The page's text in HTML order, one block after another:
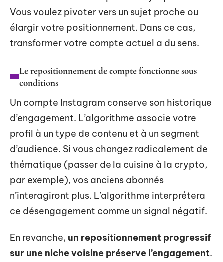
Vous voulez pivoter vers un sujet proche ou
élargir votre positionnement. Dans ce cas,
transformer votre compte actuel a du sens.
Le repositionnement de compte fonctionne sous
conditions
Un compte Instagram conserve son historique
d’engagement. L’algorithme associe votre
profil à un type de contenu et à un segment
d’audience. Si vous changez radicalement de
thématique (passer de la cuisine à la crypto,
par exemple), vos anciens abonnés
n’interagiront plus. L’algorithme interprétera
ce désengagement comme un signal négatif.
En revanche, un repositionnement progressif
sur une niche voisine préserve l’engagement.